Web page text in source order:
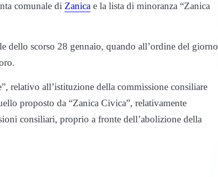
comunale di Zanica e la lista di minoranza “Zanica
dello scorso 28 gennaio, quando all’ordine del giorno
relativo all’istituzione della commissione consiliare
proposto da “Zanica Civica”, relativamente
consiliari, proprio a fronte dell’abolizione della